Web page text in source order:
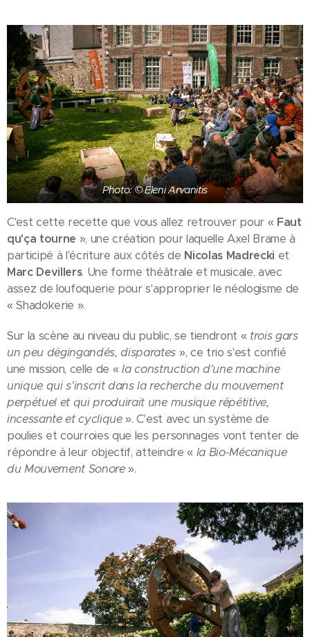
Photo: © Eleni Arvanitis
C'est cette recette que vous allez retrouver pour « Faut
qu'ça tourne », une création pour laquelle Axel Brame à
participé à l'écriture aux côtés de Nicolas Madrecki et
Marc Devillers. Une forme théâtrale et musicale, avec
assez de loufoquerie pour s'approprier le néologisme de
« Shadokerie ».
Sur la scène au niveau du public, se tiendront « trois gars
un peu dégingandés, disparates », ce trio s'est confié
une mission, celle de « la construction d'une machine
unique qui s'inscrit dans la recherche du mouvement
perpétuel et qui produirait une musique répétitive,
incessante et cyclique». C'est avec un système de
poulies et courroies que les personnages vont tenter de
répondre à leur objectif, atteindre « la Bio-Mécanique
du Mouvement Sonore».